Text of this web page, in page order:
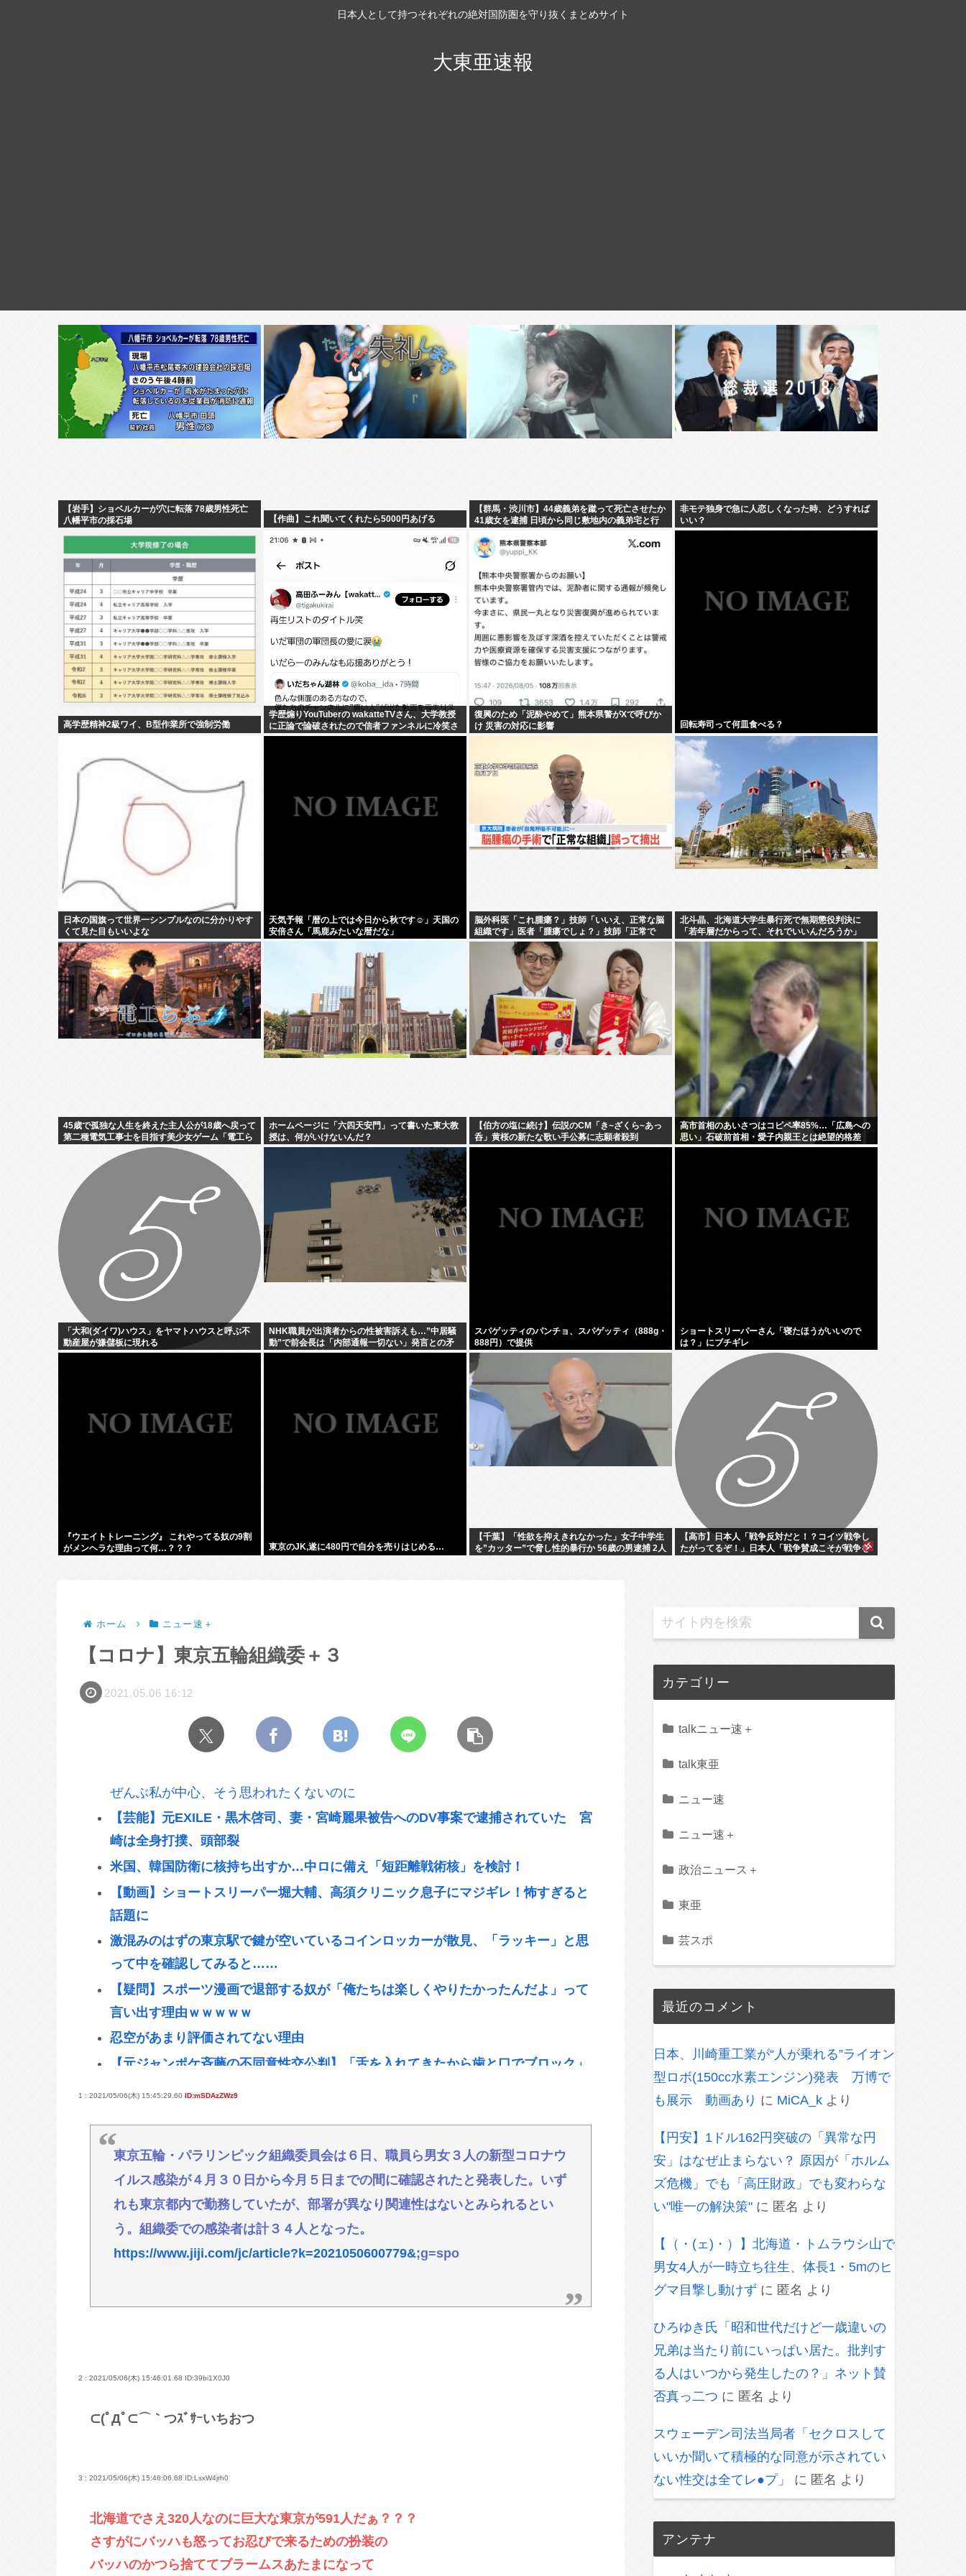
日本人として持つそれぞれの絶対国防圏を守り抜くまとめサイト
大東亜速報
【岩手】ショベルカーが穴に転落 78歳男性死亡
八幡平市の採石場
【作曲】これ聞いてくれたら5000円あげる
【群馬・渋川市】44歳義弟を蹴って死亡させたか
41歳女を逮捕 日頃から同じ敷地内の義弟宅と行
したか
非モテ独身で急に人恋しくなった時、どうすれば
いい？
高学歴精神2級ワイ、B型作業所で強制労働
学歴煽りYouTuberの wakatteTVさん、大学教授
に正論で論破されたので信者ファンネルに冷笑さ
せるしかなす術がなくなる
復興のため「泥酔やめて」熊本県警がXで呼びか
け 災害の対応に影響
回転寿司って何皿食べる？
日本の国旗って世界一シンプルなのに分かりやす
くて見た目もいいよな
天気予報「暦の上では今日から秋です☺」天国の
安倍さん「馬鹿みたいな暦だな」
脳外科医「これ腫瘍？」技師「いいえ、正常な脳
組織です」医者「腫瘍でしょ？」技師「正常で
す」医者「ふーん（ブチィ！」→女性がゲェジ化
北斗晶、北海道大学生暴行死で無期懲役判決に
「若年層だからって、それでいいんだろうか」
45歳で孤独な人生を終えた主人公が18歳へ戻って
第二種電気工事士を目指す美少女ゲーム「電工ら
ホームページに「六四天安門」って書いた東大教
授は、何がいけないんだ？
【伯方の塩に続け】伝説のCM「き~ざくら~あっ
呑」黄桜の新たな歌い手公募に志願者殺到
高市首相のあいさつはコピペ率85%…「広島への
思い」石破前首相・愛子内親王とは絶望的格差
「大和(ダイワ)ハウス」をヤマトハウスと呼ぶ不
動産屋が嫌儲板に現れる
NHK職員が出演者からの性被害訴えも…”中居騒
動”で前会長は「内部通報一切ない」発言との矛
盾を広報を直撃
スパゲッティのパンチョ、スパゲッティ（888g・
888円）で提供
ショートスリーパーさん「寝たほうがいいので
は？」にブチギレ
『ウエイトトレーニング』 これやってる奴の9割
がメンヘラな理由って何…？？？
東京のJK,遂に480円で自分を売りはじめる…
【千葉】「性欲を抑えきれなかった」女子中学生
を”カッター”で脅し性的暴行か 56歳の男逮捕 2人
【高市】日本人「戦争反対だと！？コイツ戦争し
たがってるぞ！」日本人「戦争賛成こそが戦争を
ホーム ニュー速＋
【コロナ】東京五輪組織委＋３
2021.05.06 16:12
ぜんぶ私が中心、そう思われたくないのに
【芸能】元EXILE・黒木啓司、妻・宮崎麗果被告へのDV事案で逮捕されていた 宮
崎は全身打撲、頭部裂
米国、韓国防衛に核持ち出すか…中ロに備え「短距離戦術核」を検討！
【動画】ショートスリーパー堀大輔、高須クリニック息子にマジギレ！怖すぎると
話題に
激混みのはずの東京駅で鍵が空いているコインロッカーが散見、「ラッキー」と思
って中を確認してみると……
【疑問】スポーツ漫画で退部する奴が「俺たちは楽しくやりたかったんだよ」って
言い出す理由ｗｗｗｗｗ
忍空があまり評価されてない理由
【元ジャンポケ斉藤の不同意性交公判】「舌を入れてきたから歯と口でブロック」
学校で習う｢漢字の書き順｣は"絶対"ではない…60年以上前に作られた文部省の｢手び
き｣が基準となったワケ
韓国裁判所、「慰安婦を侮辱」したユーチューバーによる「正義連の名誉毀損」認
める
KDDIの松田社長｢楽天モバイルへのau回線ローミングは9月末で終了｣｢一部過疎エリ
アでは期間限定で継続｣
一番かっこいい病気の名前、決まるw w w w w w w w w w
だったな
1 : 2021/05/06(木) 15:45:29.60 ID:mSDAzZWz9
東京五輪・パラリンピック組織委員会は６日、職員ら男女３人の新型コロナウ
イルス感染が４月３０日から今月５日までの間に確認されたと発表した。いず
れも東京都内で勤務していたが、部署が異なり関連性はないとみられるとい
う。組織委での感染者は計３４人となった。
https://www.jiji.com/jc/article?k=2021050600779&;g=spo
2 : 2021/05/06(木) 15:46:01.68 ID:39bi1X0J0
⊂(ﾟДﾟ⊂⌒｀つｽﾞｻｰいちおつ
3 : 2021/05/06(木) 15:46:06.68 ID:LsxW4jrh0
北海道でさえ320人なのに巨大な東京が591人だぁ？？？
さすがにバッハも怒ってお忍びで来るための扮装の
バッハのかつら捨ててブラームスあたまになって
カテゴリー
talkニュー速＋
talk東亜
ニュー速
ニュー速＋
政治ニュース＋
東亜
芸スポ
最近のコメント
日本、川崎重工業が“人が乗れる”ライオン
型ロボ(150cc水素エンジン)発表 万博で
も展示 動画あり に MiCA_k より
【円安】1ドル162円突破の「異常な円
安」はなぜ止まらない？ 原因が「ホルム
ズ危機」でも「高圧財政」でも変わらな
い"唯一の解決策" に 匿名 より
【（・(ェ)・）】北海道・トムラウシ山で
男女4人が一時立ち往生、体長1・5mのヒ
グマ目撃し動けず に 匿名 より
ひろゆき氏「昭和世代だけど一歳違いの
兄弟は当たり前にいっぱい居た。批判す
る人はいつから発生したの？」ネット賛
否真っ二つ に 匿名 より
スウェーデン司法当局者「セクロスして
いいか聞いて積極的な同意が示されてい
ない性交は全てレ●プ」
に 匿名 より
アンテナ